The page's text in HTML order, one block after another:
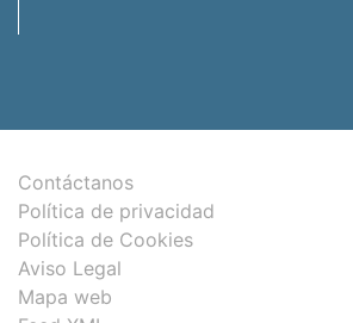
Contáctanos
Política de privacidad
Política de Cookies
Aviso Legal
Mapa web